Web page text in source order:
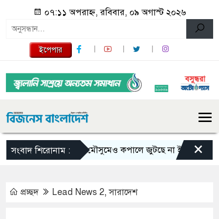
০৭:১১ অপরাহ্ন, রবিবার, ০৯ অগাস্ট ২০২৬
ইপেপার
সংবাদ শিরোনাম :ভরা মৌসুমেও কপালে জুটছে না ইলিশ, দাম বেশ
×
প্রচ্ছদ Lead News 2,সারাদেশ